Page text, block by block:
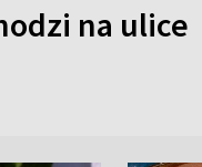
na ulice